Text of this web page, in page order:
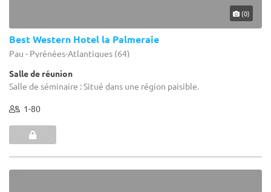
(0)
Best Western Hotel la Palmeraie
Pau - Pyrénées-Atlantiques (64)
Salle de réunion
Salle de séminaire : Situé dans une région paisible.
1-80